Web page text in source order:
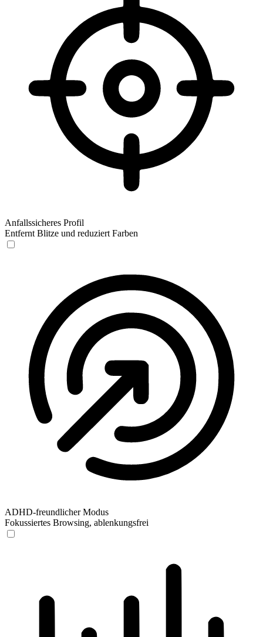
Anfallssicheres Profil
Entfernt Blitze und reduziert Farben
ADHD-freundlicher Modus
Fokussiertes Browsing, ablenkungsfrei